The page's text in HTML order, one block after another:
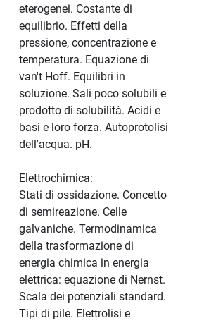
eterogenei. Costante di
equilibrio. Effetti della
pressione, concentrazione e
temperatura. Equazione di
van't Hoff. Equilibri in
soluzione. Sali poco solubili e
prodotto di solubilità. Acidi e
basi e loro forza. Autoprotolisi
dell'acqua. pH.
Elettrochimica:
Stati di ossidazione. Concetto
di semireazione. Celle
galvaniche. Termodinamica
della trasformazione di
energia chimica in energia
elettrica: equazione di Nernst.
Scala dei potenziali standard.
Tipi di pile. Elettrolisi e